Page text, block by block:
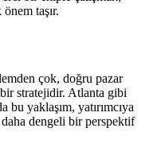
taşır.
çok, doğru pazar
stratejidir. Atlanta gibi
bu yaklaşım, yatırımcıya
daha dengeli bir perspektif